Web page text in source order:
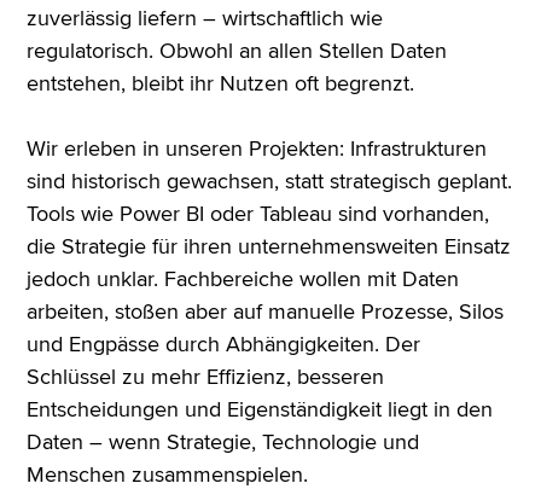
zuverlässig liefern – wirtschaftlich wie
regulatorisch. Obwohl an allen Stellen Daten
entstehen, bleibt ihr Nutzen oft begrenzt.
Wir erleben in unseren Projekten: Infrastrukturen
sind historisch gewachsen, statt strategisch geplant.
Tools wie Power BI oder Tableau sind vorhanden,
die Strategie für ihren unternehmensweiten Einsatz
jedoch unklar. Fachbereiche wollen mit Daten
arbeiten, stoßen aber auf manuelle Prozesse, Silos
und Engpässe durch Abhängigkeiten. Der
Schlüssel zu mehr Effizienz, besseren
Entscheidungen und Eigenständigkeit liegt in den
Daten – wenn Strategie, Technologie und
Menschen zusammenspielen.